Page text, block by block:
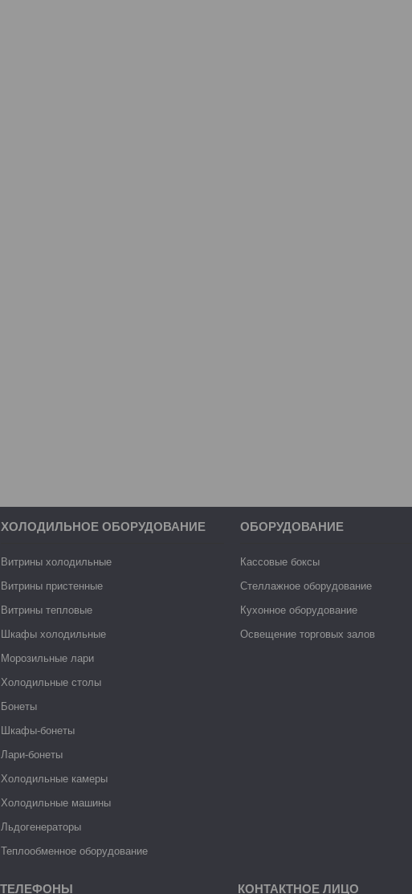
ХОЛОДИЛЬНОЕ ОБОРУДОВАНИЕ
Витрины холодильные
Витрины пристенные
Витрины тепловые
Шкафы холодильные
Морозильные лари
Холодильные столы
Бонеты
Шкафы-бонеты
Лари-бонеты
Холодильные камеры
Холодильные машины
Льдогенераторы
Теплообменное оборудование
ОБОРУДОВАНИЕ
Кассовые боксы
Стеллажное оборудование
Кухонное оборудование
Освещение торговых залов